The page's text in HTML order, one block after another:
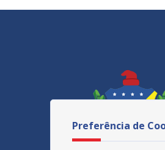
Preferência de